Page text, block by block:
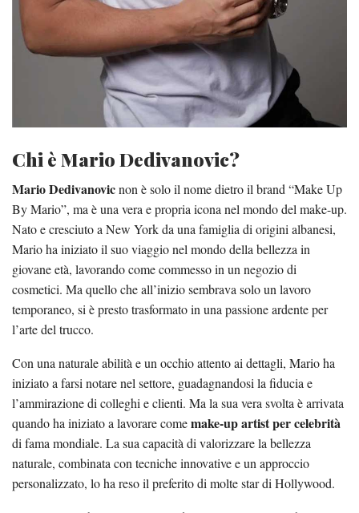
Chi è Mario Dedivanovic?
Mario Dedivanovicnon è solo il nome dietro il brand “Make Up
By Mario”, ma è una vera e propria icona nel mondo del make-up.
Nato e cresciuto a New York da una famiglia di origini albanesi,
Mario ha iniziato il suo viaggio nel mondo della bellezza in
giovane età, lavorando come commesso in un negozio di
cosmetici. Ma quello che all’inizio sembrava solo un lavoro
temporaneo, si è presto trasformato in una passione ardente per
l’arte del trucco.
Con una naturale abilità e un occhio attento ai dettagli, Mario ha
iniziato a farsi notare nel settore, guadagnandosi la fiducia e
l’ammirazione di colleghi e clienti. Ma la sua vera svolta è arrivata
quando ha iniziato a lavorare comemake-up artist per celebrità
di fama mondiale. La sua capacità di valorizzare la bellezza
naturale, combinata con tecniche innovative e un approccio
personalizzato, lo ha reso il preferito di molte star di Hollywood.